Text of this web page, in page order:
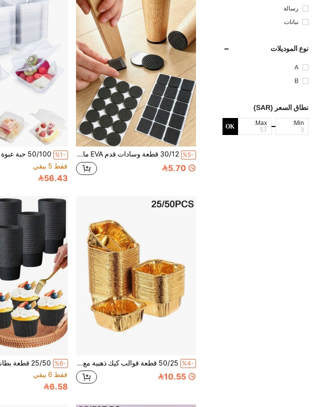
رسالة
نباتات
نوع الموديلات
A
B
نطاق السعر (SAR)
Min:
Max:
OK
%5- 30/12 قطعة وسادات قدم EVA مانعة للانزلاق، حماية أرجل الكراسي المربعة/الدائرية السميكة، وسادات حماية الأرضية والأثاث مانعة للانزلاق وهادئة، تحمي الأرضية والطاولة، مناسبة لكراسي الطعام وطاولات الطعام، تخلق بيئة منزلية هادئة
5.70
%1-
فقط 5 بيقي
56.43
%4- 50/25 قطعة قوالب كيك ذهبية مع أغطية، أكواب خبز مربعة بحافة ملفوفة مبطنة برقائق معدنية غير لاصقة، قوالب كيك من رقائق الألومنيوم قابلة لإعادة الاستخدام ومقاومة للحرارة، حاملات الكيك، بطانات أكواب ورقية لامعة، مناسبة للمطبخ، حفلات الزفاف، حفلات أعياد الميلاد، عيد الميلاد، المافن، الحلويات، أدوات الخبز
10.55
%6-
فقط 6 بيقي
6.58